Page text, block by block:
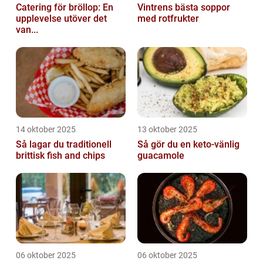
Catering för bröllop: En
upplevelse utöver det
van...
Vintrens bästa soppor
med rotfrukter
14 oktober 2025
Så lagar du traditionell
brittisk fish and chips
13 oktober 2025
Så gör du en keto-vänlig
guacamole
06 oktober 2025 06 oktober 2025